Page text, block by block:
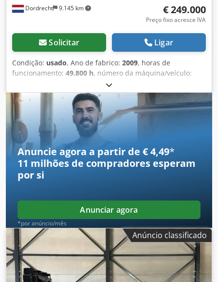
Dordrecht 9.145 km € 249.000
Preço fixo acresce IVA
Solicitar Ligar
Condição: usado, Ano de fabrico: 2009, horas de
funcionamento: 49.800 h, número da máquina/veículo:
, tipo de combustível:
de motores:Caterpillar G3520C, Finalidade de utilização:
construção civil Peso em vazio: 17.500 kg Dcjdpfozpdn Ijx
Anwjk Potência do gerador: 2.150 kVA Dimensões da área
de carga: 7 x 2 x 27 cm Contacte a equipa DPX para obter
mais informações. = Outras opções e acessórios = - Painel
de controlo
Anuncie agora a partir de € 4,49*
11 milhões de compradores esperam
por si
Anunciar agora
*por anúncio/mês
Anúncio classificado